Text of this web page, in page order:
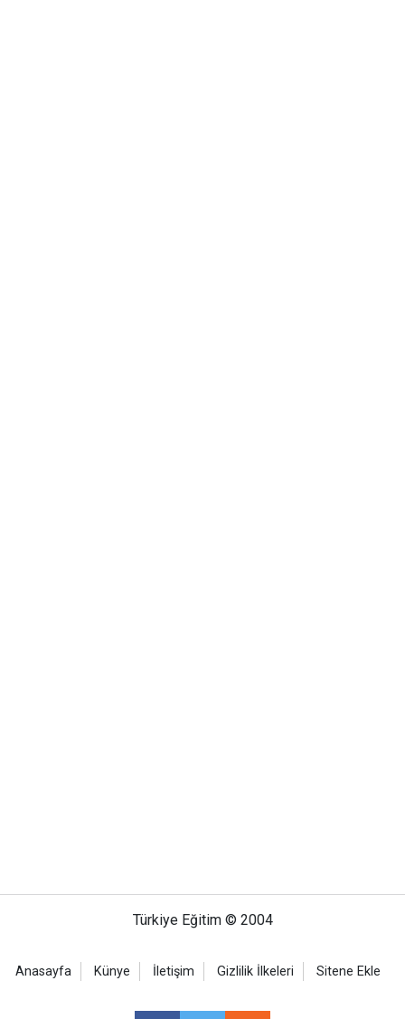
Türkiye Eğitim © 2004
Anasayfa Künye İletişim Gizlilik İlkeleri Sitene Ekle